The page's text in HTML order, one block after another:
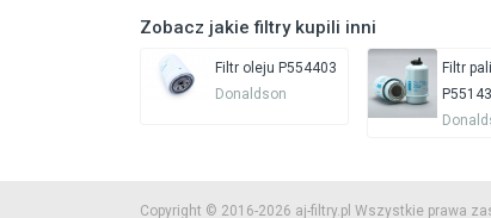
Zobacz jakie filtry kupili inni
Filtr oleju P554403
Donaldson
Filtr
Copyright © 2016-2026 aj-filtry.pl Wszystkie prawa